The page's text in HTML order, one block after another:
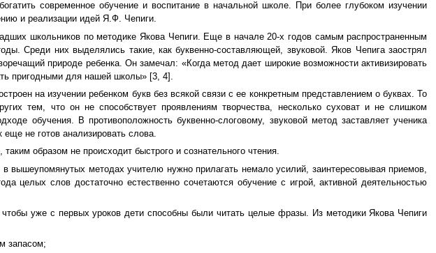
современное обучение и воспитание в начальной школе. При более глубоком изучении
и реализации идей Я.Ф. Чепиги.
школьников по методике Якова Чепиги. Еще в начале 20-х годов самым распространенным
Среди них выделялись такие, как буквенно-составляющей, звуковой. Яков Чепига заострял
природе ребенка. Он замечал: «Когда метод дает широкие возможности активизировать
пригодными для нашей школы» [3, 4].
на изучении ребенком букв без всякой связи с ее конкретным представлением о буквах. То
тем, что он не способствует проявлениям творчества, несколько суховат и не слишком
обучения. В противоположность буквенно-слоговому, звуковой метод заставляет ученика
еще не готов анализировать слова.
образом не происходит быстрого и сознательного чтения.
методах учителю нужно прилагать немало усилий, заинтересовывая приемов,
целых слов достаточно естественно сочетаются обучение с игрой, активной деятельностью
уже с первых уроков дети способны были читать целые фразы. Из методики Якова Чепиги
запасом;